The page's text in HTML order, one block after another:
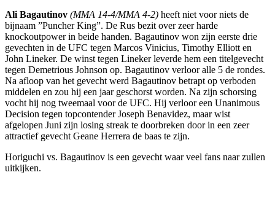
Ali Bagautinov (MMA 14-4/MMA 4-2) heeft niet voor niets de
bijnaam ”Puncher King”. De Rus bezit over zeer harde
knockoutpower in beide handen. Bagautinov won zijn eerste drie
gevechten in de UFC tegen Marcos Vinicius, Timothy Elliott en
John Lineker. De winst tegen Lineker leverde hem een titelgevecht
tegen Demetrious Johnson op. Bagautinov verloor alle 5 de rondes.
Na afloop van het gevecht werd Bagautinov betrapt op verboden
middelen en zou hij een jaar geschorst worden. Na zijn schorsing
vocht hij nog tweemaal voor de UFC. Hij verloor een Unanimous
Decision tegen topcontender Joseph Benavidez, maar wist
afgelopen Juni zijn losing streak te doorbreken door in een zeer
attractief gevecht Geane Herrera de baas te zijn.
Horiguchi vs. Bagautinov is een gevecht waar veel fans naar zullen
uitkijken.